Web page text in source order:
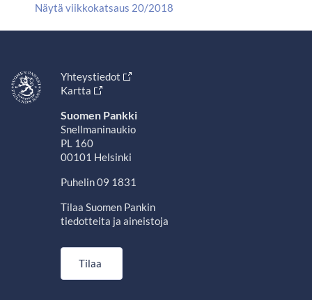
Näytä viikkokatsaus 20/2018
Yhteystiedot
Kartta
Suomen Pankki
Snellmaninaukio
PL 160
00101 Helsinki
Puhelin 09 1831
Tilaa Suomen Pankin
tiedotteita ja aineistoja
Tilaa